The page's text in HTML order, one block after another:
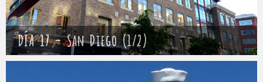
DÍA 17 – San Diego (1/2)
Mathieu 21 abril 2017